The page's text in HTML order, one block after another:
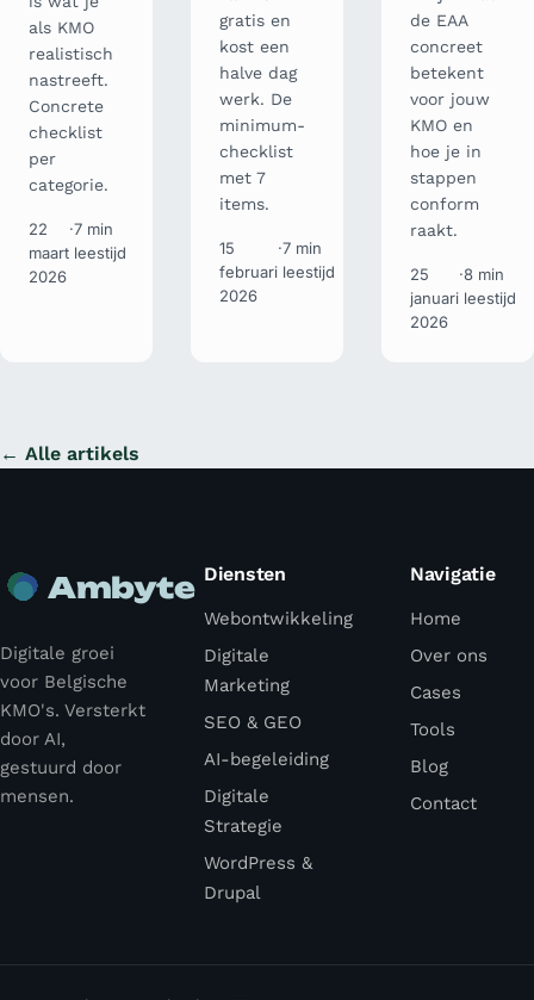
als KMO
realistisch
nastreeft.
Concrete
checklist
per
categorie.
22
maart
2026
·7 min
leestijd
gratis en
kost een
halve dag
werk. De
minimum-
checklist
met 7
items.
15
februari
2026
·7 min
leestijd
de EAA
concreet
betekent
voor jouw
KMO en
hoe je in
stappen
conform
raakt.
25
januari
2026
·8 min
leestijd
← Alle artikels
Ambyte
Digitale groei
voor Belgische
KMO's. Versterkt
door AI,
gestuurd door
mensen.
Diensten
Webontwikkeling
Digitale
Marketing
SEO & GEO
AI-begeleiding
Digitale
Strategie
WordPress &
Drupal
Navigatie
Home
Over ons
Cases
Tools
Blog
Contact